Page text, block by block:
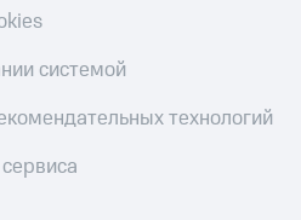
системой
технологий